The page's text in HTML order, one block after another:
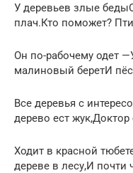
У деревьев злые
плач.Кто поможет?
Он по-рабочему одет
малиновый беретИ
Все деревья с
дерево ест
Ходит в красной
дереве в лесу,И почти